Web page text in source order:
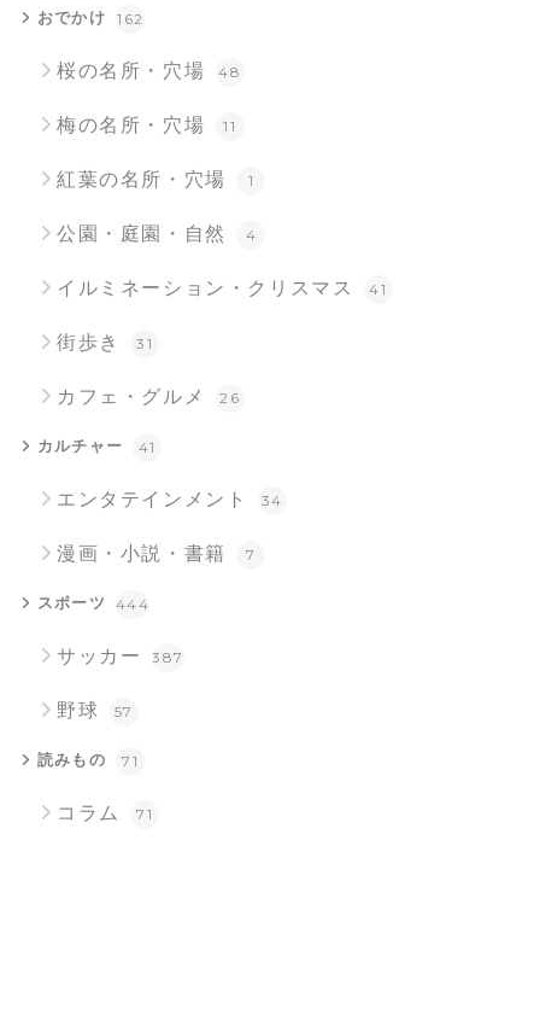
おでかけ 162
桜の名所・穴場 48
梅の名所・穴場 11
紅葉の名所・穴場 1
公園・庭園・自然 4
イルミネーション・クリスマス 41
街歩き 31
カフェ・グルメ 26
カルチャー 41
エンタテインメント 34
漫画・小説・書籍 7
スポーツ 444
サッカー 387
野球 57
読みもの 71
コラム 71